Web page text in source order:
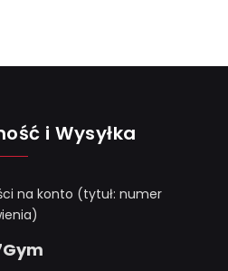
i Wysyłka
na konto (tytuł: numer